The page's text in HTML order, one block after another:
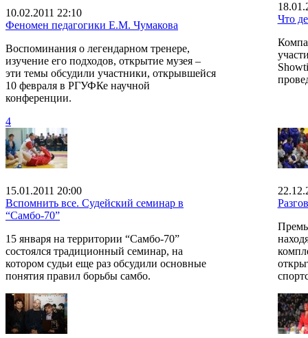
10.02.2011 22:10
Феномен педагогики Е.М. Чумакова
Воспоминания о легендарном тренере,
изучение его подходов, открытие музея –
эти темы обсудили участники, открывшейся
10 февраля в РГУФКе научной
конференции.
4
Что
15.01.2011 20:00
Вспомнить все. Судейский семинар в
“Самбо-70”
15 января на территории “Самбо-70”
состоялся традиционный семинар, на
котором судьи еще раз обсудили основные
понятия правил борьбы самбо.